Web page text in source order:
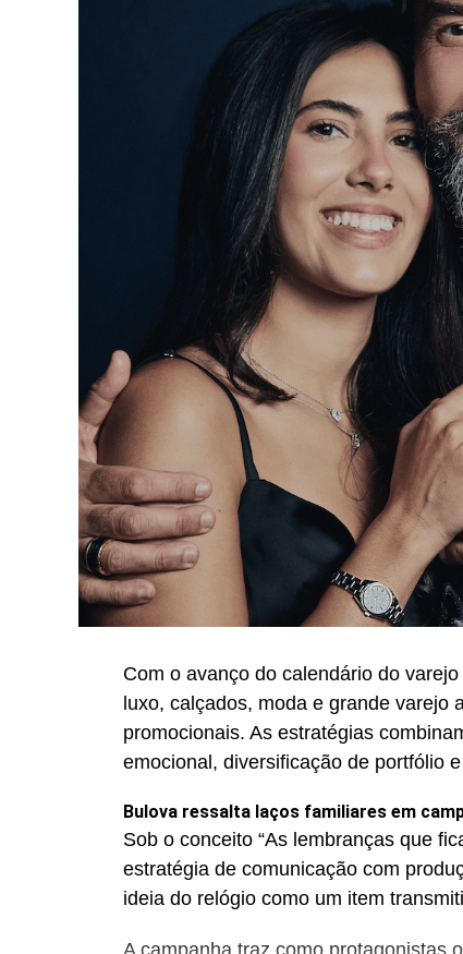
Com o avanço do calendário do
luxo, calçados, moda e grande varejo
promocionais. As estratégias
emocional, diversificação de portfólio
Bulova ressalta laços familiares em
Sob o conceito “As lembranças que
estratégia de comunicação com
ideia do relógio como um item
A campanha traz como protagonistas